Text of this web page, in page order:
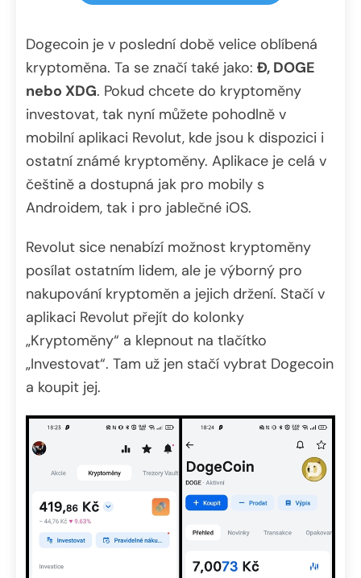
Dogecoin je v poslední době velice oblíbená
kryptoměna. Ta se značí také jako: Ð, DOGE
nebo XDG. Pokud chcete do kryptoměny
investovat, tak nyní můžete pohodlně v
mobilní aplikaci Revolut, kde jsou k dispozici i
ostatní známé kryptoměny. Aplikace je celá v
češtině a dostupná jak pro mobily s
Androidem, tak i pro jablečné iOS.
Revolut sice nenabízí možnost kryptoměny
posílat ostatním lidem, ale je výborný pro
nakupování kryptoměn a jejich držení. Stačí v
aplikaci Revolut přejít do kolonky
„Kryptoměny“ a klepnout na tlačítko
„Investovat“. Tam už jen stačí vybrat Dogecoin
a koupit jej.